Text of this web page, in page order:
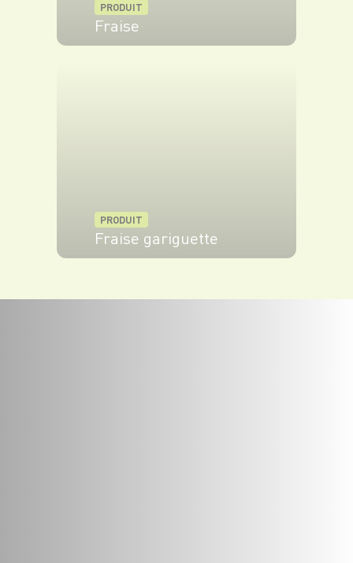
PRODUIT
Fraise
PRODUIT
Fraise gariguette